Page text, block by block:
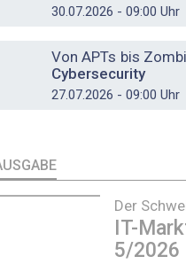
30.07.2026 - 09:00 Uhr
Von APTs bis
Cybersecurity
27.07.2026 - 09:00 Uhr
Der
IT-
5/2026